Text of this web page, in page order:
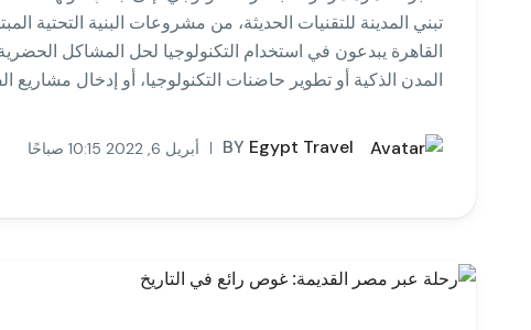
تبني المدينة للتقنيات الحديثة، من مشروعات البنية التحتية
القاهرة يبدعون في استخدام التكنولوجيا لحل المشاكل
المدن الذكية أو تطوير حاضنات التكنولوجيا، أو إدخال مشاريع
BY Egypt Travel أبريل 6, 2022 10:15 صباحًا